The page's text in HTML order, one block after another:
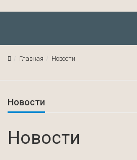
Главная Новости
Новости
Новости